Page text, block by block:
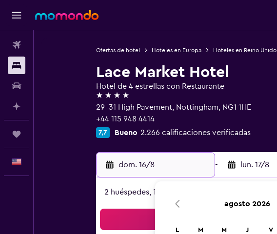
Ofertas de hotel Hoteles en Europa Hoteles en Reino Unido
Lace Market Hotel
Hotel de 4 estrellas con Restaurante
4 estrellas
29-31 High Pavement, Nottingham, NG1 1HE
+44 115 948 4414
7,7 Bueno 2.266 calificaciones verificadas
dom. 16/8 - lun. 17/8
2 huéspedes, 1 habitación
agosto 2026
L M M J V